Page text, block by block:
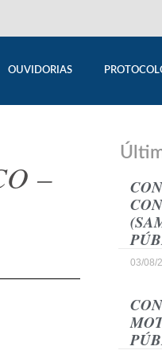
OUVIDORIAS
–
03/08/